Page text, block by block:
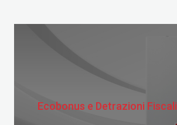
Ecobonus e Detrazioni Fiscali